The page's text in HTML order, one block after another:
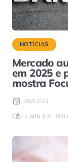
NOTÍCIAS
Mercado
em 2025 e
mostra
08/12/25
2 MIN DE